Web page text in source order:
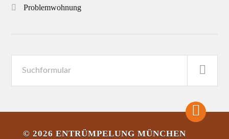
Problemwohnung
© 2026 ENTRÜMPELUNG MÜNCHEN